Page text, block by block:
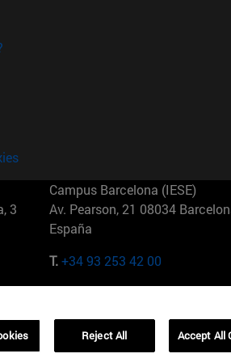
3
Campus Barcelona (IESE)
Av. Pearson, 21 08034
España
T.+34 93 253 42 00
01321001 Bela Vista Brasil
Reject All Accept All